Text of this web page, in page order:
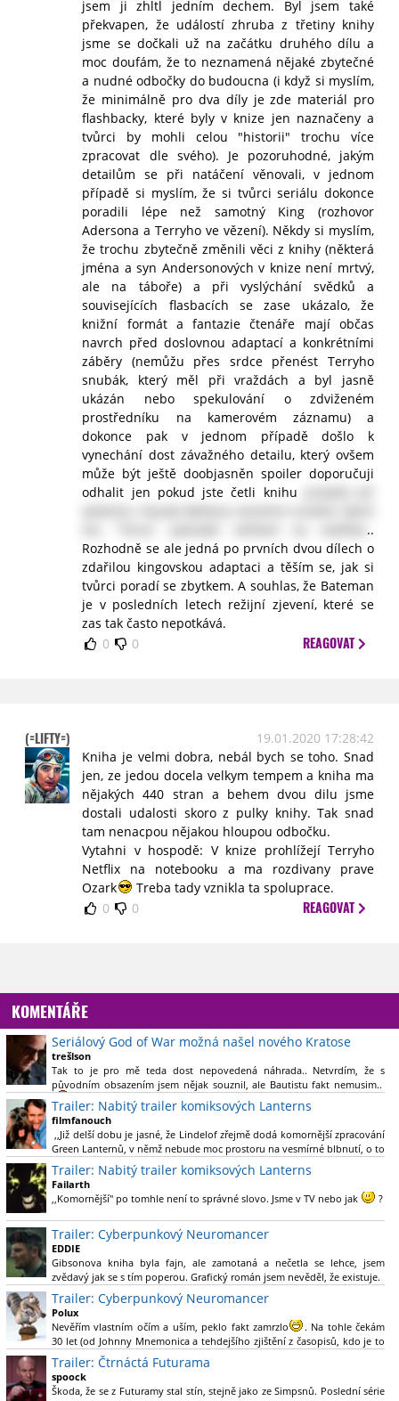
jsem ji zhltl jedním dechem. Byl jsem také
překvapen, že událostí zhruba z třetiny knihy
jsme se dočkali už na začátku druhého dílu a
moc doufám, že to neznamená nějaké zbytečné
a nudné odbočky do budoucna (i když si myslím,
že minimálně pro dva díly je zde materiál pro
flashbacky, které byly v knize jen naznačeny a
tvůrci by mohli celou "historii" trochu více
zpracovat dle svého). Je pozoruhodné, jakým
detailům se při natáčení věnovali, v jednom
případě si myslím, že si tvůrci seriálu dokonce
poradili lépe než samotný King (rozhovor
Adersona a Terryho ve vězení). Někdy si myslím,
že trochu zbytečně změnili věci z knihy (některá
jména a syn Andersonových v knize není mrtvý,
ale na táboře) a při vyslýchání svědků a
souvisejících flasbacích se zase ukázalo, že
knižní formát a fantazie čtenáře mají občas
navrch před doslovnou adaptací a konkrétními
záběry (nemůžu přes srdce přenést Terryho
snubák, který měl při vraždách a byl jasně
ukázán nebo spekulování o zdviženém
prostředníku na kamerovém záznamu) a
dokonce pak v jednom případě došlo k
vynechání dost závažného detailu, který ovšem
může být ještě doobjasněn spoiler doporučuji
odhalit jen pokud jste četli knihu
..
Rozhodně se ale jedná po prvních dvou dílech o
zdařilou kingovskou adaptaci a těším se, jak si
tvůrci poradí se zbytkem. A souhlas, že Bateman
je v posledních letech režijní zjevení, které se
zas tak často nepotkává.
0
0 REAGOVAT
(=LIFTY=)
19.01.2020 17:28:42
Kniha je velmi dobra, nebál bych se toho. Snad
jen, ze jedou docela velkym tempem a kniha ma
nějakých 440 stran a behem dvou dilu jsme
dostali udalosti skoro z pulky knihy. Tak snad
tam nenacpou nějakou hloupou odbočku.
Vytahni v hospodě: V knize prohlížejí Terryho
Netflix na notebooku a ma rozdivany prave
Ozark
Treba tady vznikla ta spoluprace.
0
0 REAGOVAT
KOMENTÁŘE
Seriálový God of War možná našel nového Kratose
trešlson
Tak to je pro mě teda dost nepovedená náhrada.. Netvrdím, že s
původním obsazením jsem nějak souznil, ale Bautistu fakt nemusim..
Trailer: Nabitý trailer komiksových Lanterns
filmfanouch
,,Již delší dobu je jasné, že Lindelof zřejmě dodá komornější zpracování
Green Lanternů, v němž nebude moc prostoru na vesmírné blbnutí, o to
více se ovšem bude moci nová adaptace odprostit třeba od filmového
Green Lanterna s Ryanem Reynoldsem.´´ Co je na tom
nesrozumitelného?
Trailer: Nabitý trailer komiksových Lanterns
Failarth
,,Komornější" po tomhle není to správné slovo. Jsme v TV nebo jak
?
Nebál bych se říct, že to vypadá skvěle jak po stránce kvantity materiálu,
tak i formou.
Výběr Ulricha Tomsena pro mě velké překvapení a velmi zajímavá volba
bravo.
Chandler je lepší a lepší s každou novou scénou.
Komiksy to mají ted´těžké, paradoxně tomu škodí to všechno kolem
(DC nebo MCU to je buřt) , ale nezasloužilo by si to zářez jen kvůli tomu.
Držím tomu palce.
Trailer: Cyberpunkový Neuromancer
EDDIE
Gibsonova kniha byla fajn, ale zamotaná a nečetla se lehce, jsem
zvědavý jak se s tím poperou. Grafický román jsem nevěděl, že existuje.
Trailer: Cyberpunkový Neuromancer
Polux
Nevěřím vlastním očím a uším, peklo fakt zamrzlo
. Na tohle čekám
30 let (od Johnny Mnemonica a tehdejšího zjištění z časopisů, kdo je to
Gibson a co je jeho debutová kniha zač), přičemž 25 let (od Matrixu,
který pojem cyberpunk dostal do povědomí i obyčejného diváka a
nikoliv fanouška žánru) marně doufám, že si po řadě "duchovních
nástupců", kteří přišli poté (Ghost In The Shell, Alita: Battle Angel,
Trailer: Čtrnáctá Futurama
spoock
Škoda, že se z Futuramy stal stín, stejně jako ze Simpsnů. Poslední série